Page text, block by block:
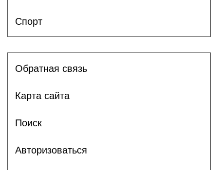
Спорт
Обратная связь
Карта сайта
Поиск
Авторизоваться